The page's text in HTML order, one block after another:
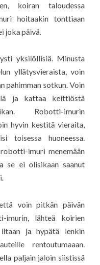
koiran taloudessa
hoitaakin tonttiaan
joka päivä.
yksilöllisiä. Minusta
yllätysvieraista, voin
pahimman sotkun. Voin
ja kattaa keittiöstä
Robotti-imurin
hyvin kestitä vieraita,
toisessa huoneessa.
imuri menemään
se ei olisikaan saanut
voin pitkän päivän
imurin, lähteä koirien
iltaan ja hypätä lenkin
rentoutumaaan.
paljain jaloin siistissä